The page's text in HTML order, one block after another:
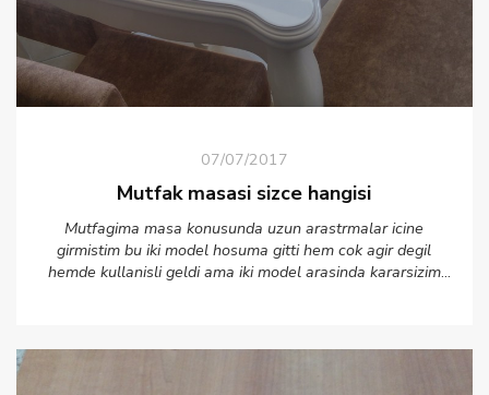
07/07/2017
Mutfak masasi sizce hangisi
Mutfagima masa konusunda uzun arastrmalar icine
girmistim bu iki model hosuma gitti hem cok agir degil
hemde kullanisli geldi ama iki model arasinda kararsizim